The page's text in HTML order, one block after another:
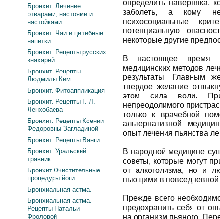
определить наверняка,
заболеть, а кому
психосоциальные
потенциальную
некоторые другие
В настоящее время
медицинских методов
результаты. Главным
твердое желание
этом сила воли.
непреодолимого
только к врачебной
альтернативной
опыт лечения пьянства
В народной медицине
советы, которые могут
от алкоголизма, но и
пьющими в повседневной
Прежде всего
предохранить себя от
на организм пьяного.
Бронхит. Лечение
отварами, настоями и
настойками
Бронхит. Чаи и целебные
напитки
Бронхит. Рецепты русских
знахарей
Бронхит. Рецепты
Людмилы Ким
Бронхит. Фитоаппликация
Бронхит. Рецепты Г. Л.
Ленхобаева
Бронхит. Рецепты Ксении
Федоровны Загладиной
Бронхит. Рецепты Ванги
Бронхит. Уральский
травник
Бронхит.Очистительные
процедуры йоги
Бронхиальная астма.
Бронхиальная астма.
Рецепты Натальи
Фроловой